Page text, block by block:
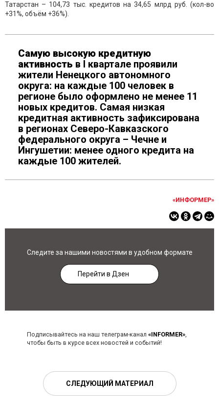
Татарстан – 104,73 тыс. кредитов на 34,65 млрд руб. (кол-во
+31%, объём +36%).
Самую высокую кредитную
активность в I квартале проявили
жители Ненецкого автономного
округа: на каждые 100 человек в
регионе было оформлено не менее 11
новых кредитов. Самая низкая
кредитная активность зафиксирована
в регионах Северо-Кавказского
федерального округа – Чечне и
Ингушетии: менее одного кредита на
каждые 100 жителей.
«ИНФОРМЕР»
Следите за нашими новостями в удобном формате
Перейти в Дзен
Подписывайтесь на наш телеграм-канал «INFORMER»,
чтобы быть в курсе всех новостей и событий!
СЛЕДУЮЩИЙ МАТЕРИАЛ